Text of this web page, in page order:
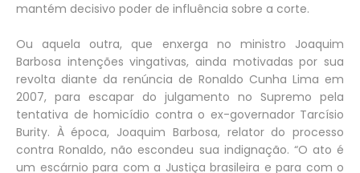
mantém decisivo poder de influência sobre a corte.
Ou aquela outra, que enxerga no ministro Joaquim
Barbosa intenções vingativas, ainda motivadas por sua
revolta diante da renúncia de Ronaldo Cunha Lima em
2007, para escapar do julgamento no Supremo pela
tentativa de homicídio contra o ex-governador Tarcísio
Burity. À época, Joaquim Barbosa, relator do processo
contra Ronaldo, não escondeu sua indignação. “O ato é
um escárnio para com a Justiça brasileira e para com o